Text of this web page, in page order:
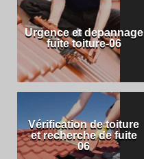
Urgence et depannage
fuite toiture-06
Vérification de toiture
et recherche de fuite
06